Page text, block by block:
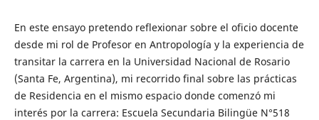
En este ensayo pretendo reflexionar sobre el oficio docente
desde mi rol de Profesor en Antropología y la experiencia de
transitar la carrera en la Universidad Nacional de Rosario
(Santa Fe, Argentina), mi recorrido final sobre las prácticas
de Residencia en el mismo espacio donde comenzó mi
interés por la carrera: Escuela Secundaria Bilingüe N°518